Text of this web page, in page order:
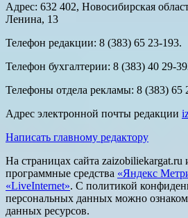
Адрес: 632 402, Новосибирская
Ленина, 13
Телефон редакции: 8 (383) 65 23-193.
Телефон бухгалтерии: 8 (383) 40 29-
Телефоны отдела рекламы: 8 (383) 65
Адрес электронной почты редакции
Написать главному редактору
На страницах сайта zaizobiliekargat.ru
программные средства «Яндекс
«LiveInternet». С политикой
персональных данных можно
данных ресурсов.